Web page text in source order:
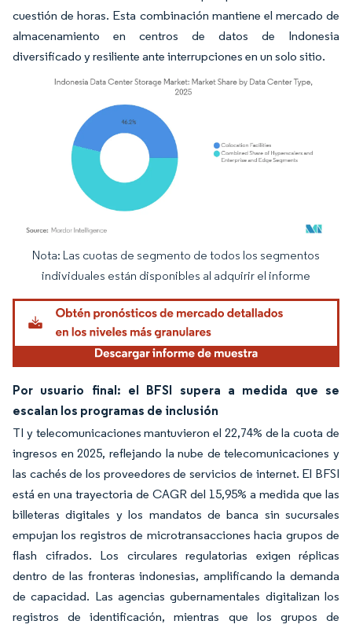
cuestión de horas. Esta combinación mantiene el mercado de
almacenamiento en centros de datos de Indonesia
diversificado y resiliente ante interrupciones en un solo sitio.
Imagen © Mordor Intelligence. El uso requiere atribución según CC BY 4.0.
Nota: Las cuotas de segmento de todos los segmentos
individuales están disponibles al adquirir el informe
Por usuario final: el BFSI supera a medida que se
escalan los programas de inclusión
TI y telecomunicaciones mantuvieron el 22,74% de la cuota de
ingresos en 2025, reflejando la nube de telecomunicaciones y
las cachés de los proveedores de servicios de internet. El BFSI
está en una trayectoria de CAGR del 15,95% a medida que las
billeteras digitales y los mandatos de banca sin sucursales
empujan los registros de microtransacciones hacia grupos de
flash cifrados. Los circulares regulatorias exigen réplicas
dentro de las fronteras indonesias, amplificando la demanda
de capacidad. Las agencias gubernamentales digitalizan los
registros de identificación, mientras que los grupos de